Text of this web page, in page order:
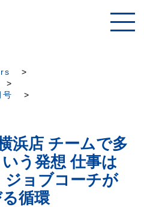
号
浜店 チームで多
う発想 仕事は
ジョブコーチが
循環